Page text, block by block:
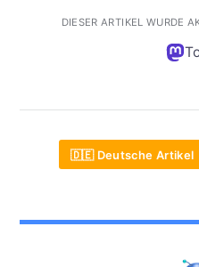
DIESER ARTIKEL WURDE
🇩🇪 Deutsche Artikel